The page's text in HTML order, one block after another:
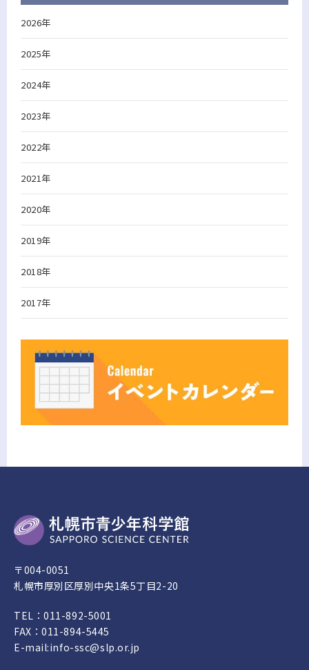
2026年
2025年
2024年
2023年
2022年
2021年
2020年
2019年
2018年
2017年
〒004-0051
札幌市厚別区厚別中央1条5丁目2-20
TEL：011-892-5001
FAX：011-894-5445
E-mail:info-ssc@slp.or.jp